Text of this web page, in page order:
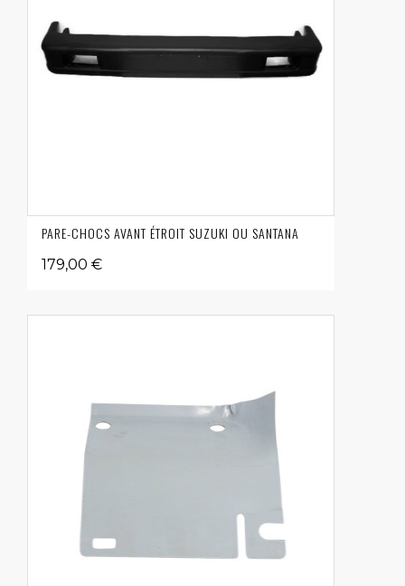
PARE-CHOCS AVANT ÉTROIT SUZUKI OU SANTANA
179,00 €